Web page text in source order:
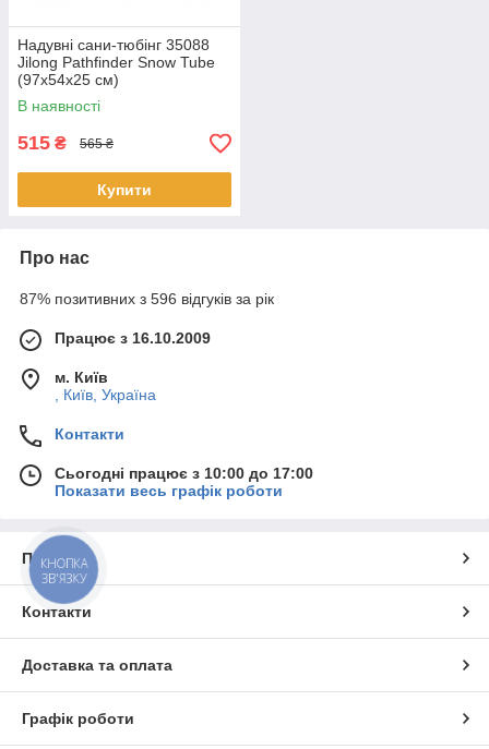
Надувні сани-тюбінг 35088
Jilong Pathfinder Snow Tube
(97х54х25 см)
В наявності
515 ₴ 565 ₴
Купити
Про нас
87% позитивних з 596 відгуків за рік
Працює з 16.10.2009
м. Київ
, Київ, Україна
Контакти
Сьогодні працює з 10:00 до 17:00
Показати весь графік роботи
Про нас
Контакти
Доставка та оплата
Графік роботи
КНОПКА
ЗВ'ЯЗКУ